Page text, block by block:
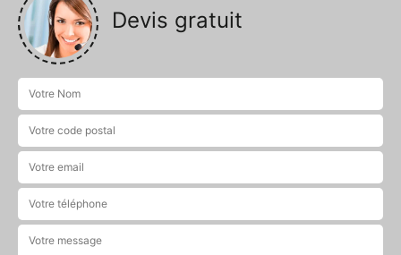
Devis gratuit